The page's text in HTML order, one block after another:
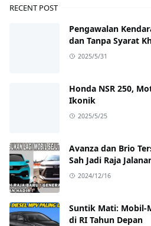
RECENT POST
Pengawalan
dan Tanpa Syarat
2025/5/31
Honda NSR 250,
Ikonik
2025/5/25
Avanza dan Brio
Sah Jadi Raja
2024/12/16
Suntik Mati: Mobil-
di RI Tahun Depan